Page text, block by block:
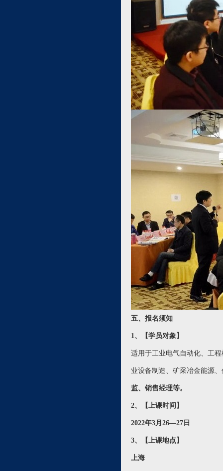
五、报名须知
1、【学员对象】
适用于工业电气自动化、工
业设备制造、矿采冶金能源
监、销售经理等。
2、【上课时间】
2022年3月26—27日
3、【上课地点】
上海